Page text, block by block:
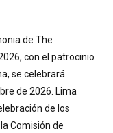
de The
con el patrocinio
se celebrará
de 2026. Lima
de los
Comisión de